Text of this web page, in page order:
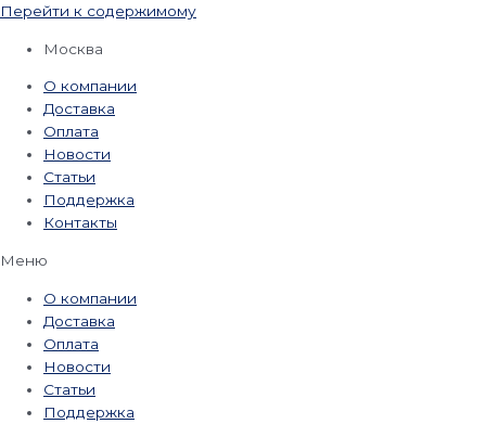
Перейти к содержимому
Москва
О компании
Доставка
Оплата
Новости
Статьи
Поддержка
Контакты
Меню
О компании
Доставка
Оплата
Новости
Статьи
Поддержка